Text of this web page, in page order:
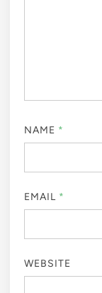
NAME *
EMAIL *
WEBSITE